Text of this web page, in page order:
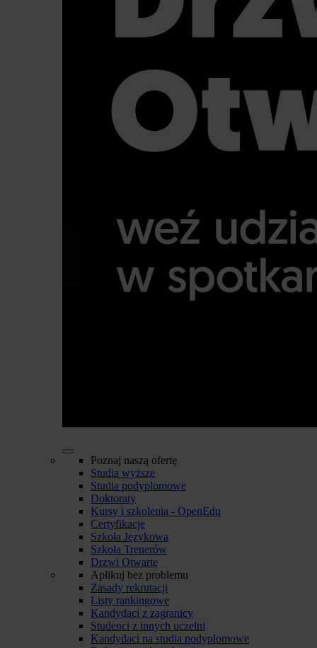
Poznaj naszą ofertę
Studia wyższe
Studia podyplomowe
Doktoraty
Kursy i szkolenia - OpenEdu
Certyfikacje
Szkoła Językowa
Szkoła Trenerów
Drzwi Otwarte
Aplikuj bez problemu
Zasady rekrutacji
Listy rankingowe
Kandydaci z zagranicy
Studenci z innych uczelni
Kandydaci na studia podyplomowe